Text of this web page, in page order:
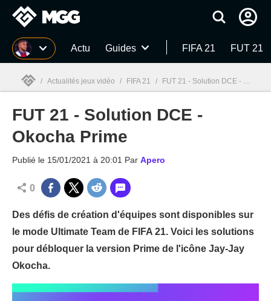
MGG Actu Guides FIFA 21 FUT 21
MGG
/ Actualités jeux vidéo / FIFA 21 / FUT 21 - Solution DCE - Okocha Prime
FUT 21 - Solution DCE -
Okocha Prime
Publié le 15/01/2021 à 20:01 Par Apero
0
Des défis de création d'équipes sont disponibles sur
le mode Ultimate Team de FIFA 21. Voici les solutions
pour débloquer la version Prime de l'icône Jay-Jay
Okocha.